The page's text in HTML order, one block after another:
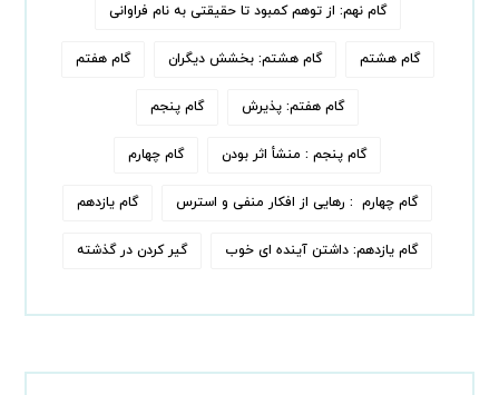
گام نهم: از توهم کمبود تا حقیقتی به نام فراوانی
گام هشتم گام هشتم: بخشش دیگران گام هفتم
گام هفتم: پذیرش گام پنجم
گام پنجم : منشأ اثر بودن گام چهارم
گام چهارم : رهایی از افکار منفی و استرس گام یازدهم
گام یازدهم: داشتن آینده ای خوب گیر کردن در گذشته